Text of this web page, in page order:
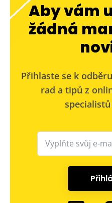
Aby vám
žádná
Přihlaste se k
rad a tipů z